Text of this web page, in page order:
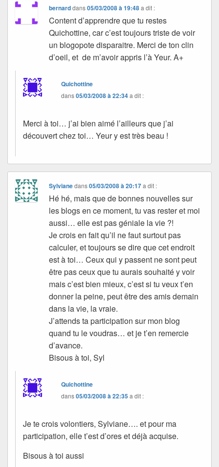
bernarddans05/03/2008 à 19:48 a dit :
Content d’apprendre que tu restes
Quichottine, car c’est toujours triste de voir
un blogopote disparaitre. Merci de ton clin
d’oeil, et de m’avoir appris l’à Yeur. A+
Quichottine
dans05/03/2008 à 22:34a dit :
Merci à toi… j’ai bien aimé l’ailleurs que j’ai
découvert chez toi… Yeur y est très beau !
Sylvianedans05/03/2008 à 20:17 a dit :
Hé hé, mais que de bonnes nouvelles sur
les blogs en ce moment, tu vas rester et moi
aussi… elle est pas géniale la vie ?!
Je crois en fait qu’il ne faut surtout pas
calculer, et toujours se dire que cet endroit
est à toi… Ceux qui y passent ne sont peut
être pas ceux que tu aurais souhaité y voir
mais c’est bien mieux, c’est si tu veux t’en
donner la peine, peut être des amis demain
dans la vie, la vraie.
J’attends ta participation sur mon blog
quand tu le voudras… et je t’en remercie
d’avance.
Bisous à toi, Syl
Quichottine
dans05/03/2008 à 22:35a dit :
Je te crois volontiers, Sylviane…. et pour ma
participation, elle t’est d’ores et déjà acquise.
Bisous à toi aussi